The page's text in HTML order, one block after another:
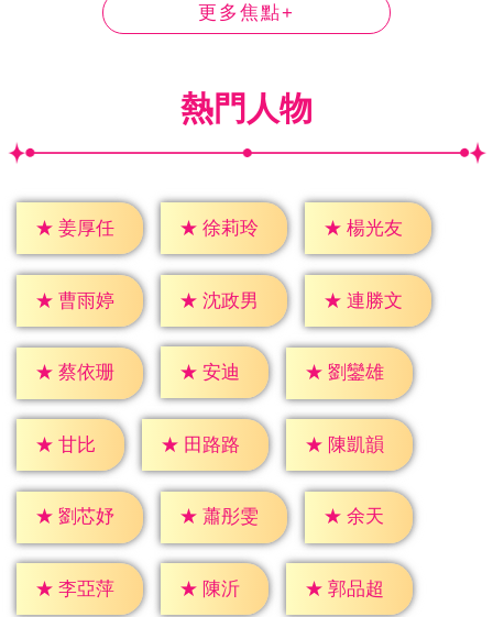
更多焦點+
熱門人物
★ 姜厚任 ★ 徐莉玲 ★ 楊光友
★ 曹雨婷 ★ 沈政男 ★ 連勝文
★ 蔡依珊 ★ 安迪 ★ 劉鑾雄
★ 甘比 ★ 田路路 ★ 陳凱韻
★ 劉芯妤 ★ 蕭彤雯 ★ 余天
★ 李亞萍 ★ 陳沂 ★ 郭品超